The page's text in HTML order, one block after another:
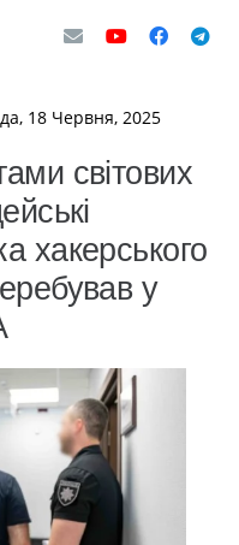
18 Червня, 2025
світових
хакерського
у